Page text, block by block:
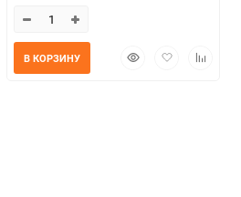
БыстрыйДобавитьДобавить
В КОРЗИНУ